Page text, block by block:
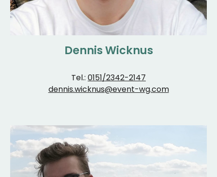
Dennis Wicknus
Tel.: 0151/2342-2147
dennis.wicknus@event-wg.com